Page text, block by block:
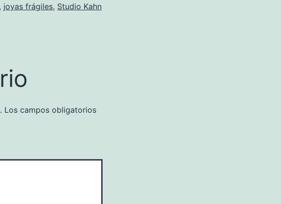
, joyas frágiles, Studio Kahn
Los campos obligatorios